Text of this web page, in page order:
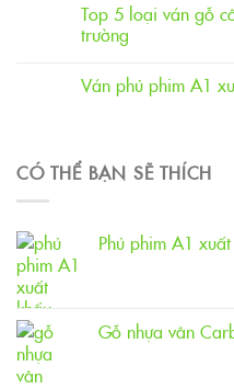
Top 5 loại ván gỗ
trường
Ván phủ phim A1
CÓ THỂ BẠN SẼ THÍCH
Phủ phim A1
Gỗ nhựa vân